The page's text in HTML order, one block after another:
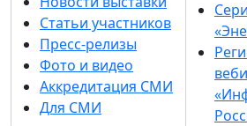
Статьи участников
Пресс-релизы
Фото и видео
Аккредитация СМИ
Для СМИ